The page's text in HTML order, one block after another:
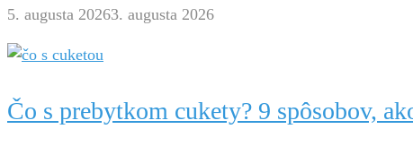
5. augusta 20263. augusta 2026
Čo s prebytkom cukety? 9 spôsobov,